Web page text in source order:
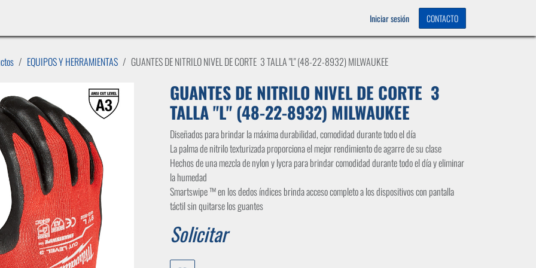
Iniciar sesión CONTACTO
EQUIPOS Y HERRAMIENTAS GUANTES DE NITRILO NIVEL DE CORTE 3 TALLA "L" (48-22-8932) MILWAUKEE
GUANTES DE NITRILO NIVEL DE CORTE 3
TALLA "L" (48-22-8932) MILWAUKEE
Diseñados para brindar la máxima durabilidad, comodidad durante todo el día
La palma de nitrilo texturizada proporciona el mejor rendimiento de agarre de su clase
Hechos de una mezcla de nylon y lycra para brindar comodidad durante todo el día y eliminar
la humedad
Smartswipe ™ en los dedos índices brinda acceso completo a los dispositivos con pantalla
táctil sin quitarse los guantes
Solicitar